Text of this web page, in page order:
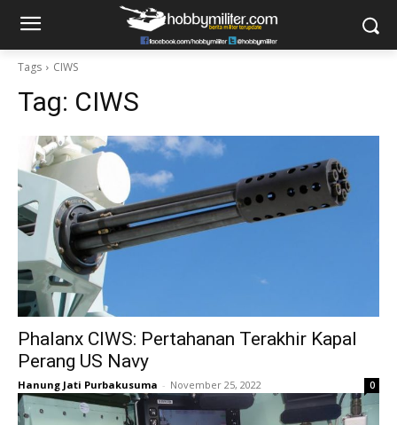
Tags CIWS
Tag: CIWS
Phalanx CIWS: Pertahanan Terakhir Kapal
Perang US Navy
Hanung Jati Purbakusuma - November 25, 2022 0